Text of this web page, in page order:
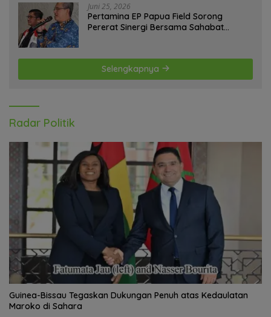
Juni 25, 2026
Pertamina EP Papua Field Sorong
Pererat Sinergi Bersama Sahabat
Selengkapnya
Radar Politik
Guinea-Bissau Tegaskan Dukungan Penuh atas Kedaulatan
Maroko di Sahara